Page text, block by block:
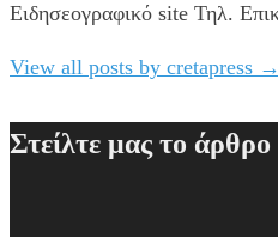
Ειδησεογραφικό site Τηλ.
View all posts by cretapress →
Στείλτε μας το άρθρο